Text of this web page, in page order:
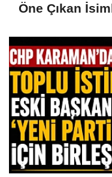
Öne Çıkan